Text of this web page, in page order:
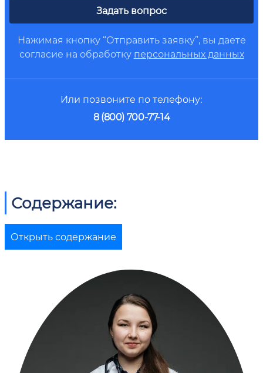
Задать вопрос
Нажимая кнопку “Отправить заявку”, вы даете
согласие на обработку персональных данных
Или позвоните по телефону:
8 (800) 700-77-14
Содержание:
Открыть содержание